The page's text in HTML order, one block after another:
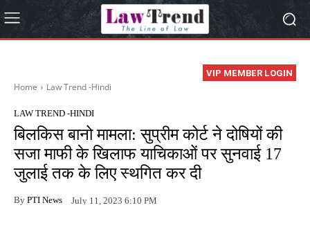
VIP MEMBER LOGIN
Home Law Trend -Hindi
LAW TREND -HINDI
बिलकिस बानो मामला: सुप्रीम कोर्ट ने दोषियों की
सजा माफी के खिलाफ याचिकाओं पर सुनवाई 17
जुलाई तक के लिए स्थगित कर दी
By PTI News July 11, 2023 6:10 PM